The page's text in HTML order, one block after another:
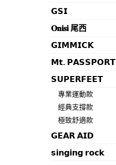
𝗚𝗦𝗜
𝐎𝐧𝐢𝐬𝐢 尾西
𝗚𝗜𝗠𝗠𝗜𝗖𝗞
𝗠𝘁. 𝗣𝗔𝗦𝗦𝗣𝗢𝗥𝗧
𝗦𝗨𝗣𝗘𝗥𝗙𝗘𝗘𝗧
專業運動款
經典支撐款
極致舒適款
𝗚𝗘𝗔𝗥 𝗔𝗜𝗗
𝘀𝗶𝗻𝗴𝗶𝗻𝗴 𝗿𝗼𝗰𝗸